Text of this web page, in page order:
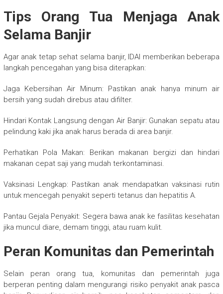
Tips Orang Tua Menjaga Anak
Selama Banjir
Agar anak tetap sehat selama banjir, IDAI memberikan beberapa
langkah pencegahan yang bisa diterapkan:
Jaga Kebersihan Air Minum: Pastikan anak hanya minum air
bersih yang sudah direbus atau difilter.
Hindari Kontak Langsung dengan Air Banjir: Gunakan sepatu atau
pelindung kaki jika anak harus berada di area banjir.
Perhatikan Pola Makan: Berikan makanan bergizi dan hindari
makanan cepat saji yang mudah terkontaminasi.
Vaksinasi Lengkap: Pastikan anak mendapatkan vaksinasi rutin
untuk mencegah penyakit seperti tetanus dan hepatitis A.
Pantau Gejala Penyakit: Segera bawa anak ke fasilitas kesehatan
jika muncul diare, demam tinggi, atau ruam kulit.
Peran Komunitas dan Pemerintah
Selain peran orang tua, komunitas dan pemerintah juga
berperan penting dalam mengurangi risiko penyakit anak pasca